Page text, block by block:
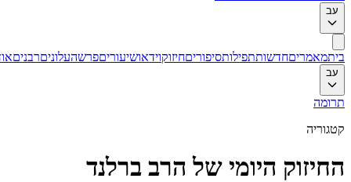
עב
ביתמאמריםחדשותתפילותסיפוריםחיזוקוידאושיעוריםפרשהעלוניםרבנים
עב
תרומה
קטגוריה
החיזוק היומי של הרב ברלנד